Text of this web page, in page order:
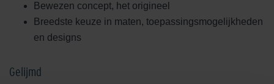
Bewezen concept, het origineel
Breedste keuze in maten, toepassingsmogelijkheden
en designs
Gelijmd